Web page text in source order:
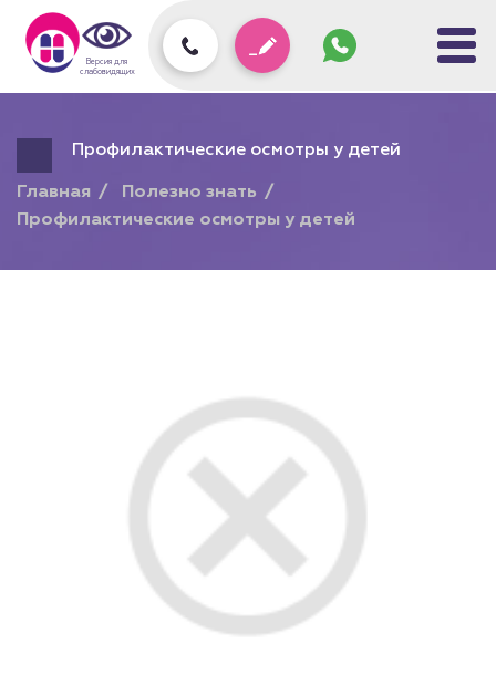
Версия для
слабовидящих
Профилактические осмотры у детей
Главная
Полезно знать
Профилактические осмотры у детей
Подарочный сертификат
на любую услугу!
На платные услуги Центра
Здоровой Семьи. В кассах
на Опалихинской,17 и 8
Марта,126